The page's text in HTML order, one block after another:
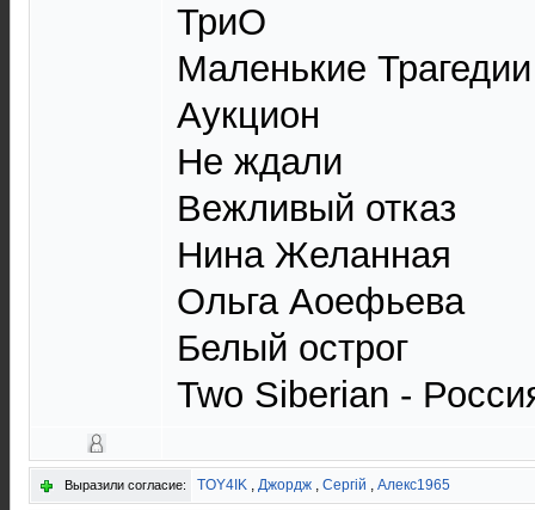
ТриО
Маленькие Трагедии
Аукцион
Не ждали
Вежливый отказ
Нина Желанная
Ольга Аоефьева
Белый острог
Two Siberian -
Выразили согласие: TOY4IK , Джордж , Сергій , Алекс1965